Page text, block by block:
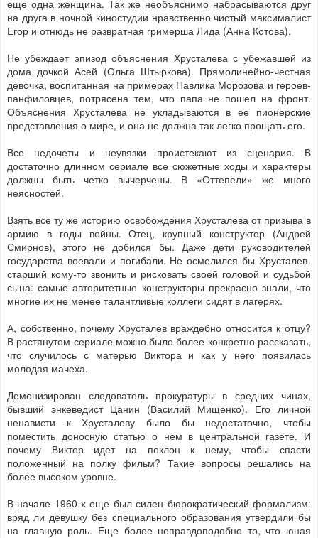
еще одна женщина. Так же необъяснимо набрасываются друг
на друга в ночной киностудии нравственно чистый максималист
Егор и отнюдь не развратная гримерша Лида (Анна Котова).
Не убеждает эпизод объяснения Хрусталева с убежавшей из
дома дочкой Асей (Ольга Штыркова). Прямолинейно-честная
девочка, воспитанная на примерах Павлика Морозова и героев-
панфиловцев, потрясена тем, что папа не пошел на фронт.
Объяснения Хрусталева не укладываются в ее пионерские
представления о мире, и она не должна так легко прощать его.
Все недочеты и неувязки проистекают из сценария. В
достаточно длинном сериале все сюжетные ходы и характеры
должны быть четко вычерчены. В «Оттепели» же много
неясностей.
Взять все ту же историю освобождения Хрусталева от призыва в
армию в годы войны. Отец, крупный конструктор (Андрей
Смирнов), этого не добился бы. Даже дети руководителей
государства воевали и погибали. Не осмелился бы Хрусталев-
старший кому-то звонить и рисковать своей головой и судьбой
сына: самые авторитетные конструкторы прекрасно знали, что
многие их не менее талантливые коллеги сидят в лагерях.
А, собственно, почему Хрусталев враждебно относится к отцу?
В растянутом сериале можно было более конкретно рассказать,
что случилось с матерью Виктора и как у него появилась
молодая мачеха.
Демонизирован следователь прокуратуры в средних чинах,
бывший энкеведист Цанин (Василий Мищенко). Его личной
ненависти к Хрусталеву было бы недостаточно, чтобы
поместить доносную статью о нем в центральной газете. И
почему Виктор идет на поклон к нему, чтобы спасти
положенный на полку фильм? Такие вопросы решались на
более высоком уровне.
В начале 1960-х еще был силен бюрократический формализм:
вряд ли девушку без специального образования утвердили бы
на главную роль. Еще более неправдоподобно то, что юная